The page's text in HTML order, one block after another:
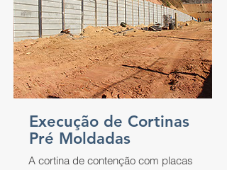
Execução de Cortinas
Pré Moldadas
A cortina de contenção com placas